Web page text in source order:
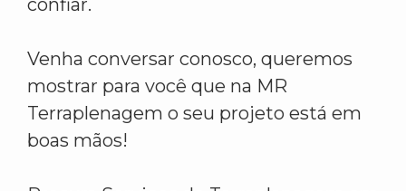
Venha conversar conosco, queremos
mostrar para você que na MR
Terraplenagem o seu projeto está em
boas mãos!